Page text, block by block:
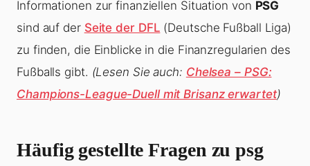
Informationen zur finanziellen Situation von PSG
sind auf der Seite der DFL (Deutsche Fußball Liga)
zu finden, die Einblicke in die Finanzregularien des
Fußballs gibt. (Lesen Sie auch: Chelsea – PSG:
Champions-League-Duell mit Brisanz erwartet)
Häufig gestellte Fragen zu psg